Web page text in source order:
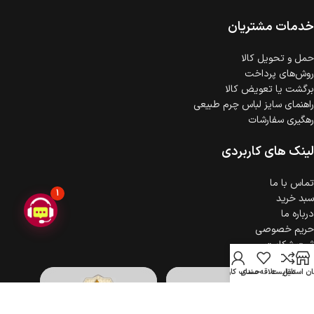
گارانتی معتبر برای تمامی محصولات ارائه می‌شود.خدمات مشتریان
حمل‌ و تحویل کالا
روش‌های پرداخت
برگشت یا تعویض کالا
راهنمای سایز لباس چرم طبیعی
رهگیری سفارشات
لینک های کاربردی
تماس با ما
سبد خرید
درباره ما
حریم خصوصی
ثبت شکایت
استایلمقایسهعلاقه مندی
حساب کاربری
1